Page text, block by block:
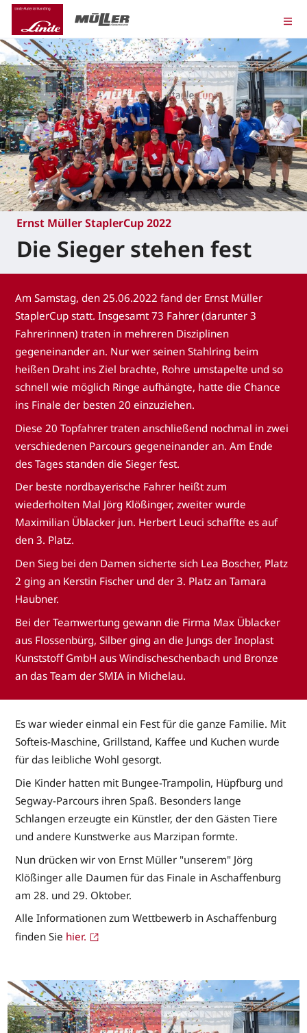
Ernst Müller StaplerCup 2022
Die Sieger stehen fest
Am Samstag, den 25.06.2022 fand der Ernst Müller
StaplerCup statt. Insgesamt 73 Fahrer (darunter 3
Fahrerinnen) traten in mehreren Disziplinen
gegeneinander an. Nur wer seinen Stahlring beim
heißen Draht ins Ziel brachte, Rohre umstapelte und so
schnell wie möglich Ringe aufhängte, hatte die Chance
ins Finale der besten 20 einzuziehen.
Diese 20 Topfahrer traten anschließend nochmal in zwei
verschiedenen Parcours gegeneinander an. Am Ende
des Tages standen die Sieger fest.
Der beste nordbayerische Fahrer heißt zum
wiederholten Mal Jörg Klößinger, zweiter wurde
Maximilian Üblacker jun. Herbert Leuci schaffte es auf
den 3. Platz.
Den Sieg bei den Damen sicherte sich Lea Boscher, Platz
2 ging an Kerstin Fischer und der 3. Platz an Tamara
Haubner.
Bei der Teamwertung gewann die Firma Max Üblacker
aus Flossenbürg, Silber ging an die Jungs der Inoplast
Kunststoff GmbH aus Windischeschenbach und Bronze
an das Team der SMIA in Michelau.
Es war wieder einmal ein Fest für die ganze Familie. Mit
Softeis-Maschine, Grillstand, Kaffee und Kuchen wurde
für das leibliche Wohl gesorgt.
Die Kinder hatten mit Bungee-Trampolin, Hüpfburg und
Segway-Parcours ihren Spaß. Besonders lange
Schlangen erzeugte ein Künstler, der den Gästen Tiere
und andere Kunstwerke aus Marzipan formte.
Nun drücken wir von Ernst Müller "unserem" Jörg
Klößinger alle Daumen für das Finale in Aschaffenburg
am 28. und 29. Oktober.
Alle Informationen zum Wettbewerb in Aschaffenburg
finden Sie hier.